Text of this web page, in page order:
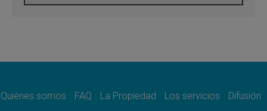
En Colombia, «la paz no se compra con una
08.08.2026
08.08.2026
Quiénes somos FAQ La Propiedad Los servicios
Difusión